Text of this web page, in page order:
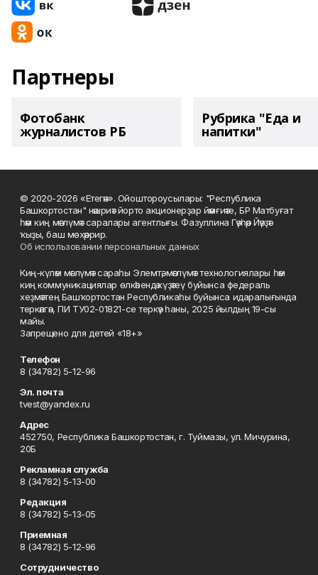
Партнеры
Фотобанк
журналистов РБ
Рубрика "Еда и
напитки"
© 2020-2026 «Етегән». Ойоштороусылары: "Республика
Башкортостан" нәшриәт йорто акционерҙар йәмғиәте, БР Матбуғат
һәм киң мәғлүмәт саралары агентлығы. Фазуллина Гәүһәр Йәүҙәт
ҡыҙы, баш мөхәррир.
Об использовании персональных данных
Киң-күләм мәғлүмәт сараһы Элемтә, мәғлүмәт технологиялары һәм
киң коммуникациялар өлкәһендә күҙәтеү буйынса федераль
хеҙмәттең Башҡортостан Республикаһы буйынса идаралығында
теркәлгән, ПИ ТУ02-01821-се теркәү һаны, 2025 йылдың 19-сы
майы.
Запрещено для детей «18+»
Телефон
8 (34782) 5-12-96
Эл. почта
tvest@yandex.ru
Адрес
452750, Республика Башкортостан, г. Туймазы, ул. Мичурина,
20Б
Рекламная служба
8 (34782) 5-13-00
Редакция
8 (34782) 5-13-05
Приемная
8 (34782) 5-12-96
Сотрудничество